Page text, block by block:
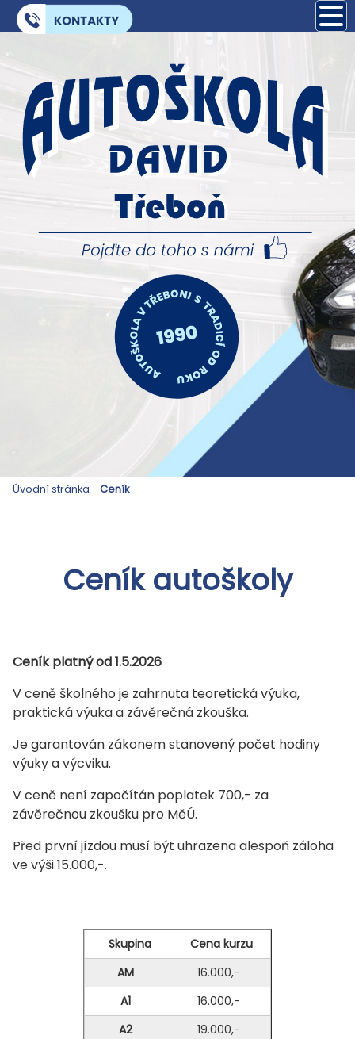
Úvodní stránka - Ceník
Ceník autoškoly
Ceník platný od 1.5.2026
V ceně školného je zahrnuta teoretická výuka,
praktická výuka a závěrečná zkouška.
Je garantován zákonem stanovený počet hodiny
výuky a výcviku.
V ceně není započítán poplatek 700,- za
závěrečnou zkoušku pro MěÚ.
Před první jízdou musí být uhrazena alespoň záloha
ve výši 15.000,-.
Skupina
Cena kurzu
AM
16.000,-
A1
16.000,-
A2
19.000,-